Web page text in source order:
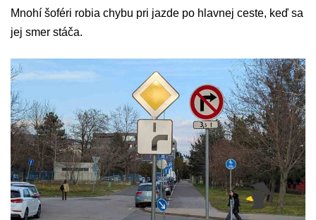
Mnohí šoféri robia chybu pri jazde po hlavnej ceste, keď sa
jej smer stáča.